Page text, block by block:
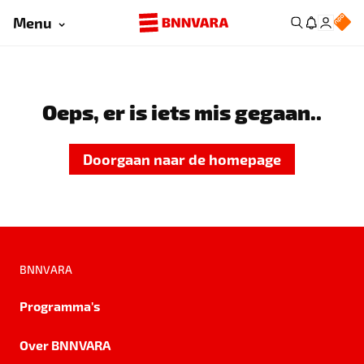
Menu
Oeps, er is iets mis gegaan..
Doorgaan naar de homepage
BNNVARA
Programma's
Over BNNVARA